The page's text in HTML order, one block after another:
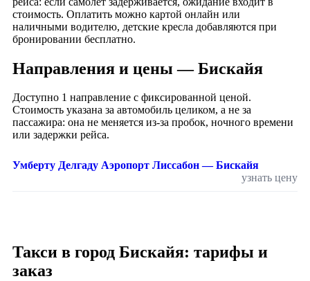
стоимость. Оплатить можно картой онлайн или
наличными водителю, детские кресла добавляются при
бронировании бесплатно.
Направления и цены — Бискайя
Доступно 1 направление с фиксированной ценой.
Стоимость указана за автомобиль целиком, а не за
пассажира: она не меняется из-за пробок, ночного времени
или задержки рейса.
Умберту Делгаду Аэропорт Лиссабон — Бискайя
узнать цену
Такси в город Бискайя: тарифы и
заказ